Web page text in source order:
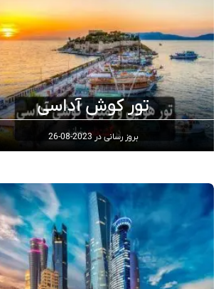
تور کوش‌ آداسی
بروز رسانی در2023-08-26